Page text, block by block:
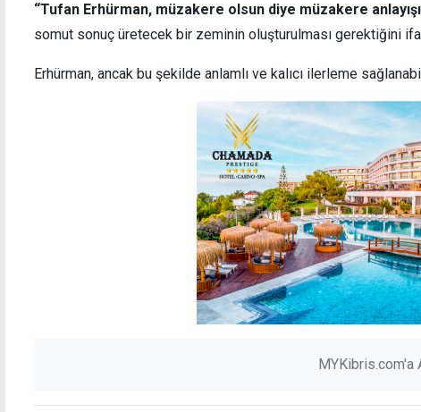
“Tufan Erhürman, müzakere olsun diye müzakere
somut sonuç üretecek bir zeminin oluşturulması gerektiğini
Erhürman, ancak bu şekilde anlamlı ve kalıcı ilerleme
MYKibris.com'a